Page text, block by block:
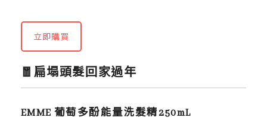
立即購買
🧧扁塌頭髮回家過年
EMME 葡萄多酚能量洗髮精250mL